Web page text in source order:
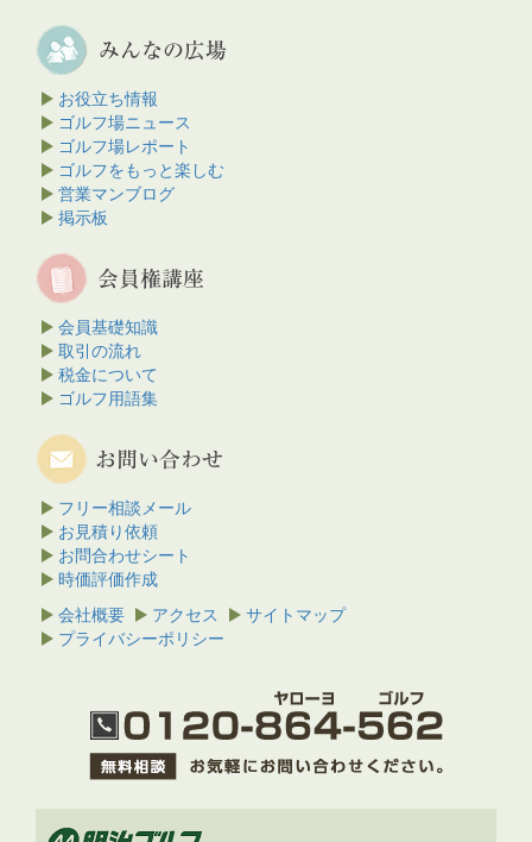
お役立ち情報
ゴルフ場ニュース
ゴルフ場レポート
ゴルフをもっと楽しむ
営業マンブログ
掲示板
会員基礎知識
取引の流れ
税金について
ゴルフ用語集
フリー相談メール
お見積り依頼
お問合わせシート
時価評価作成
会社概要
アクセス
サイトマップ
プライバシーポリシー